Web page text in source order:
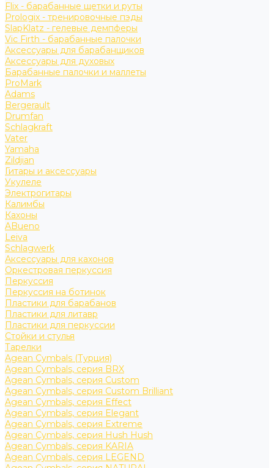
Flix - барабанные щетки и руты
Prologix - тренировочные пэды
SlapKlatz - гелевые демпферы
Vic Firth - барабанные палочки
Аксессуары для барабанщиков
Аксессуары для духовых
Барабанные палочки и маллеты
ProMark
Adams
Bergerault
Drumfan
Schlagkraft
Vater
Yamaha
Zildjian
Гитары и аксессуары
Укулеле
Электрогитары
Калимбы
Кахоны
ABueno
Leiva
Schlagwerk
Аксессуары для кахонов
Оркестровая перкуссия
Перкуссия
Перкуссия на ботинок
Пластики для барабанов
Пластики для литавр
Пластики для перкуссии
Стойки и стулья
Тарелки
Agean Cymbals (Турция)
Agean Cymbals, серия BRX
Agean Cymbals, серия Custom
Agean Cymbals, серия Custom Brilliant
Agean Cymbals, серия Effect
Agean Cymbals, серия Elegant
Agean Cymbals, серия Extreme
Agean Cymbals, серия Hush Hush
Agean Cymbals, серия KARIA
Agean Cymbals, серия LEGEND